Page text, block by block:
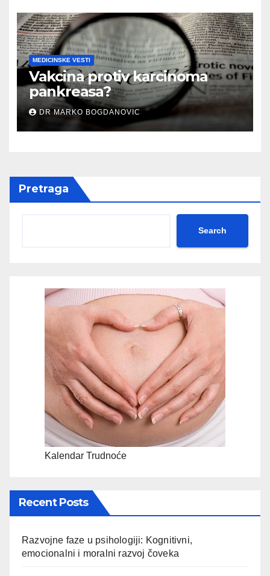
MEDICINSKE VESTI
Vakcina protiv karcinoma
pankreasa?
DR MARKO BOGDANOVIC
Pretraga
Search
Kalendar Trudnoće
Recent Posts
Razvojne faze u psihologiji: Kognitivni,
emocionalni i moralni razvoj čoveka